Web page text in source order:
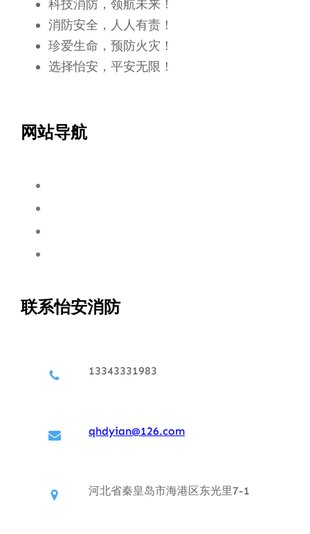
科技消防，领航未来！
消防安全，人人有责！
珍爱生命，预防火灾！
选择怡安，平安无限！
网站导航
联系怡安消防
13343331983
qhdyian@126.com
河北省秦皇岛市海港区东光里7-1